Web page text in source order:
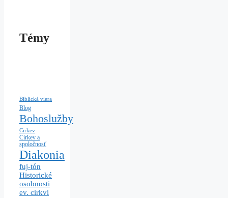
Témy
Biblická viera
Blog
Bohoslužby
Cirkev
Cirkev a
spoločnosť
Diakonia
fuj-tón
Historické
osobnosti
ev. cirkvi